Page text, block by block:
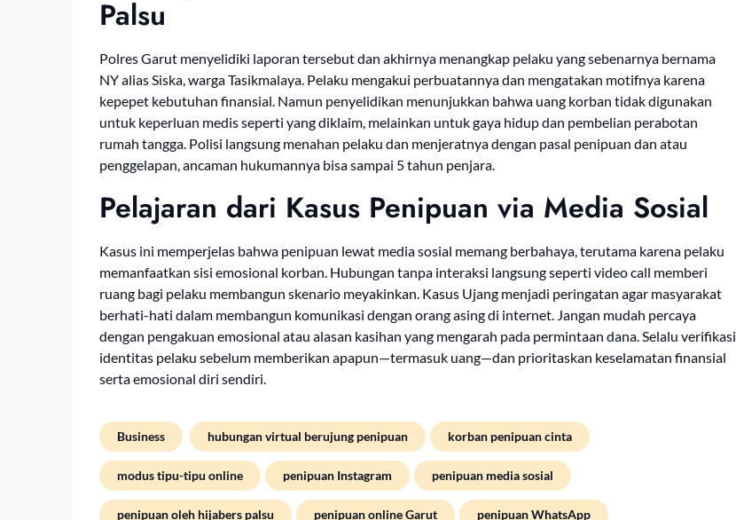
Palsu
Polres Garut menyelidiki laporan tersebut dan akhirnya menangkap pelaku yang sebenarnya bernama
NY alias Siska, warga Tasikmalaya. Pelaku mengakui perbuatannya dan mengatakan motifnya karena
kepepet kebutuhan finansial. Namun penyelidikan menunjukkan bahwa uang korban tidak digunakan
untuk keperluan medis seperti yang diklaim, melainkan untuk gaya hidup dan pembelian perabotan
rumah tangga. Polisi langsung menahan pelaku dan menjeratnya dengan pasal penipuan dan atau
penggelapan, ancaman hukumannya bisa sampai 5 tahun penjara.
Pelajaran dari Kasus Penipuan via Media Sosial
Kasus ini memperjelas bahwa penipuan lewat media sosial memang berbahaya, terutama karena pelaku
memanfaatkan sisi emosional korban. Hubungan tanpa interaksi langsung seperti video call memberi
ruang bagi pelaku membangun skenario meyakinkan. Kasus Ujang menjadi peringatan agar masyarakat
berhati-hati dalam membangun komunikasi dengan orang asing di internet. Jangan mudah percaya
dengan pengakuan emosional atau alasan kasihan yang mengarah pada permintaan dana. Selalu verifikasi
identitas pelaku sebelum memberikan apapun—termasuk uang—dan prioritaskan keselamatan finansial
serta emosional diri sendiri.
Business hubungan virtual berujung penipuan korban penipuan cinta
modus tipu-tipu online penipuan Instagram penipuan media sosial
penipuan oleh hijabers palsu penipuan online Garut penipuan WhatsApp